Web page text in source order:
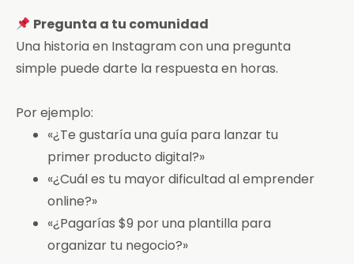
Pregunta a tu comunidad
Una historia en Instagram con una pregunta
simple puede darte la respuesta en horas.
Por ejemplo:
«¿Te gustaría una guía para lanzar tu
primer producto digital?»
«¿Cuál es tu mayor dificultad al emprender
online?»
«¿Pagarías $9 por una plantilla para
organizar tu negocio?»